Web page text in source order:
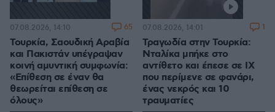
Τουρκία, Σαουδική Αραβία
και Πακιστάν υπέγραψαν
κοινή αμυντική συμφωνία:
«Επίθεση σε έναν θα
θεωρείται επίθεση σε
όλους»
07.08.2026, 14:10 65
Τραγωδία στην Τουρκία:
Νταλίκα μπήκε στο
αντίθετο και έπεσε σε ΙΧ
που περίμενε σε φανάρι,
ένας νεκρός και 10
τραυματίες
07.08.2026, 14:01 1